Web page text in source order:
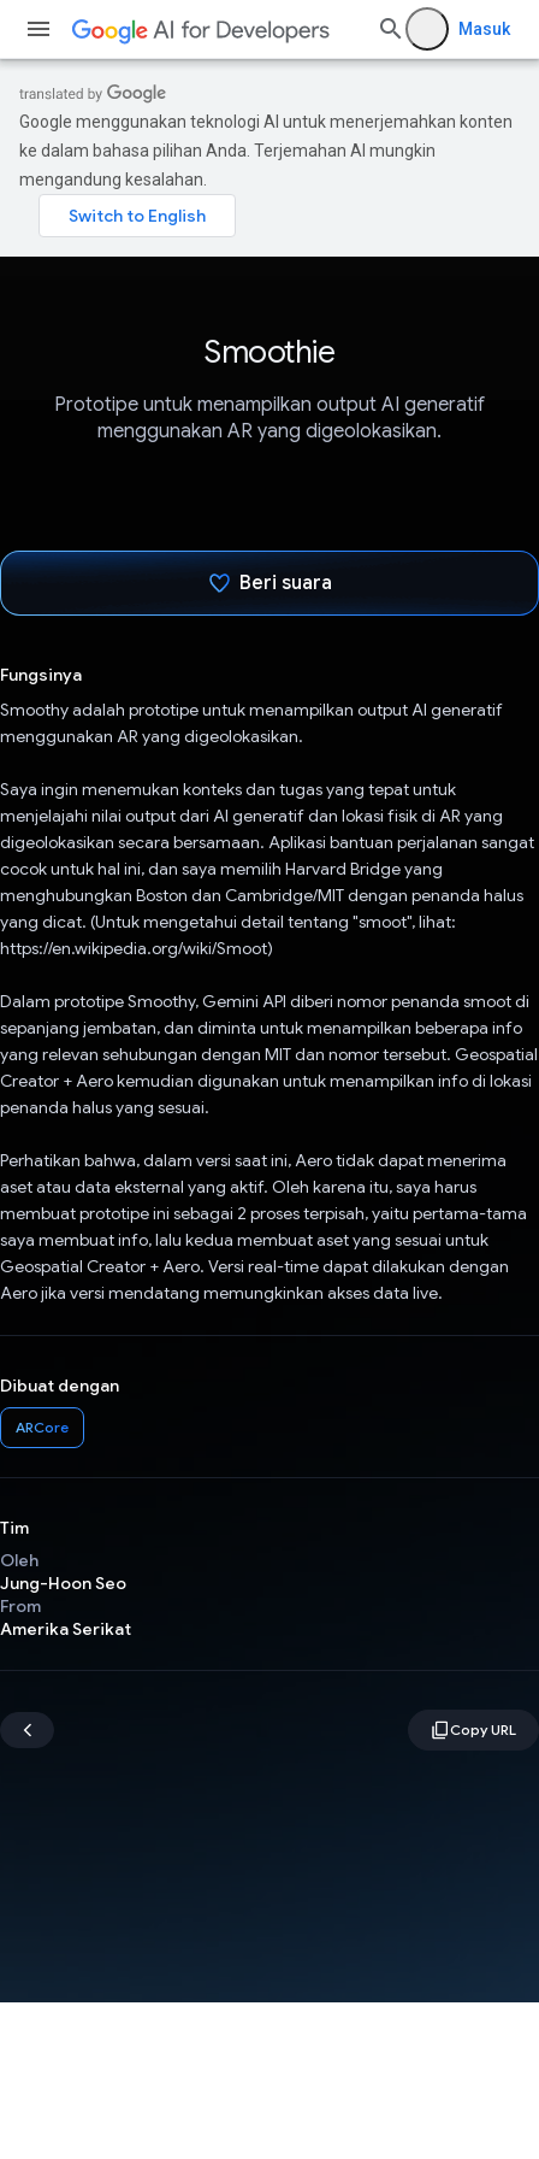
Masuk
Google menggunakan teknologi AI untuk menerjemahkan konten
ke dalam bahasa pilihan Anda. Terjemahan AI mungkin
mengandung kesalahan.
Smoothie
Prototipe untuk menampilkan output AI generatif
menggunakan AR yang digeolokasikan.
Beri suara
Fungsinya
Smoothy adalah prototipe untuk menampilkan output AI generatif
menggunakan AR yang digeolokasikan.
Saya ingin menemukan konteks dan tugas yang tepat untuk
menjelajahi nilai output dari AI generatif dan lokasi fisik di AR yang
digeolokasikan secara bersamaan. Aplikasi bantuan perjalanan sangat
cocok untuk hal ini, dan saya memilih Harvard Bridge yang
menghubungkan Boston dan Cambridge/MIT dengan penanda halus
yang dicat. (Untuk mengetahui detail tentang "smoot", lihat:
https://en.wikipedia.org/wiki/Smoot)
Dalam prototipe Smoothy, Gemini API diberi nomor penanda smoot di
sepanjang jembatan, dan diminta untuk menampilkan beberapa info
yang relevan sehubungan dengan MIT dan nomor tersebut. Geospatial
Creator + Aero kemudian digunakan untuk menampilkan info di lokasi
penanda halus yang sesuai.
Perhatikan bahwa, dalam versi saat ini, Aero tidak dapat menerima
aset atau data eksternal yang aktif. Oleh karena itu, saya harus
membuat prototipe ini sebagai 2 proses terpisah, yaitu pertama-tama
saya membuat info, lalu kedua membuat aset yang sesuai untuk
Geospatial Creator + Aero. Versi real-time dapat dilakukan dengan
Aero jika versi mendatang memungkinkan akses data live.
Dibuat dengan
ARCore
Tim
Oleh
Jung-Hoon Seo
From
Amerika Serikat